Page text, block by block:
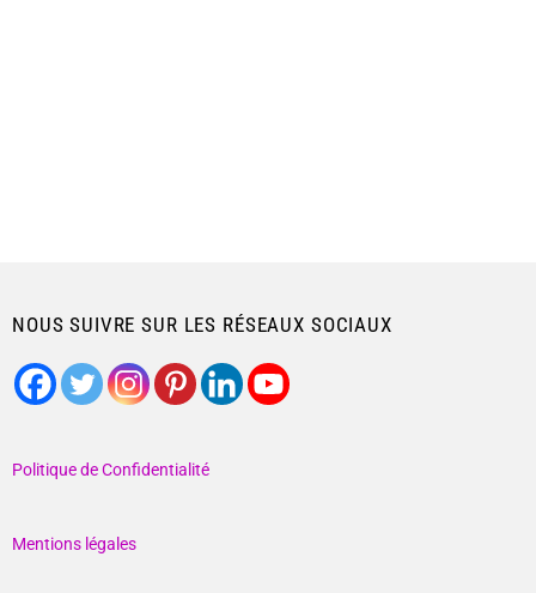
NOUS SUIVRE SUR LES RÉSEAUX SOCIAUX
Politique de Confidentialité
Mentions légales